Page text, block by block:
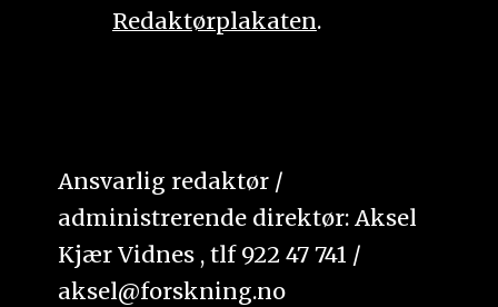
Redaktørplakaten.
Ansvarlig redaktør /
administrerende direktør: Aksel
Kjær Vidnes , tlf 922 47 741 /
aksel@forskning.no